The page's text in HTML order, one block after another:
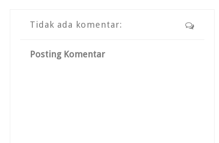
Tidak ada komentar:
Posting Komentar